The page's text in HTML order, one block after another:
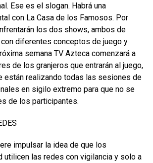
Ese es el slogan. Habrá una
con La Casa de los Famosos. Por
los dos shows, ambos de
diferentes conceptos de juego y
semana TV Azteca comenzará a
de los granjeros que entrarán al juego,
están realizando todas las sesiones de
en sigilo extremo para que no se
de los participantes.
impulsar la idea de que los
utilicen las redes con vigilancia y solo a